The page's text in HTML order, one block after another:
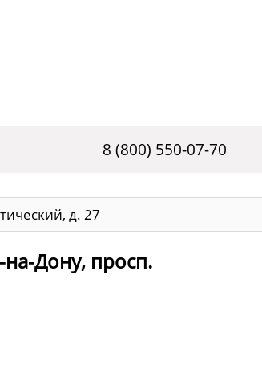
8 (800) 550-07-70
д. 27
на-Дону, просп.